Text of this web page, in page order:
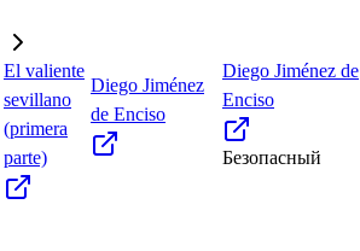
El valiente
sevillano
(primera
parte)
Diego Jiménez
de Enciso
Diego Jiménez de
Enciso
Безопасный